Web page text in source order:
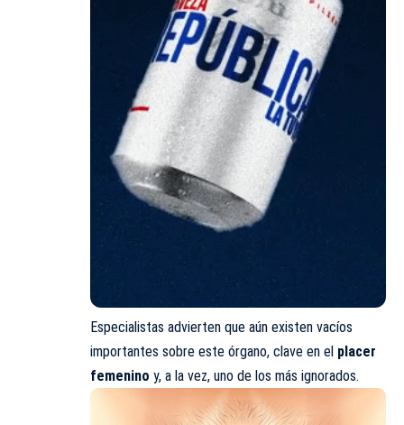
Especialistas advierten que aún existen vacíos
importantes sobre este órgano, clave en el placer
femenino y, a la vez, uno de los más ignorados.